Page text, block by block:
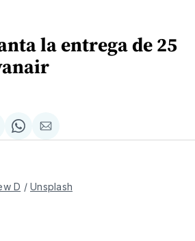
la entrega de 25
Share
on
Compartir
via
D / Unsplash